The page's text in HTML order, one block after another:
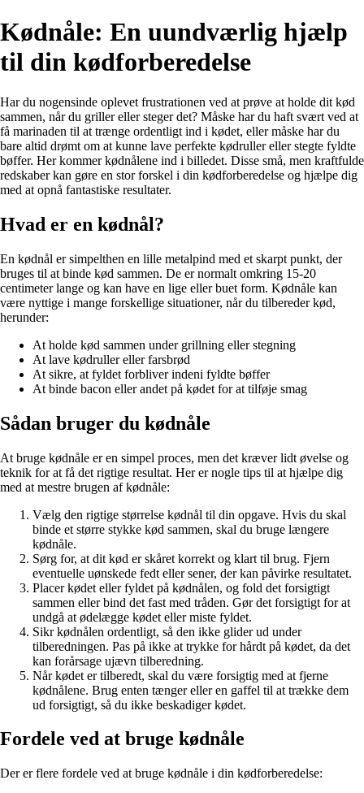
Kødnåle: En uundværlig hjælp
til din kødforberedelse
Har du nogensinde oplevet frustrationen ved at prøve at holde dit kød
sammen, når du griller eller steger det? Måske har du haft svært ved at
få marinaden til at trænge ordentligt ind i kødet, eller måske har du
bare altid drømt om at kunne lave perfekte kødruller eller stegte fyldte
bøffer. Her kommer kødnålene ind i billedet. Disse små, men kraftfulde
redskaber kan gøre en stor forskel i din kødforberedelse og hjælpe dig
med at opnå fantastiske resultater.
Hvad er en kødnål?
En kødnål er simpelthen en lille metalpind med et skarpt punkt, der
bruges til at binde kød sammen. De er normalt omkring 15-20
centimeter lange og kan have en lige eller buet form. Kødnåle kan
være nyttige i mange forskellige situationer, når du tilbereder kød,
herunder:
At holde kød sammen under grillning eller stegning
At lave kødruller eller farsbrød
At sikre, at fyldet forbliver indeni fyldte bøffer
At binde bacon eller andet på kødet for at tilføje smag
Sådan bruger du kødnåle
At bruge kødnåle er en simpel proces, men det kræver lidt øvelse og
teknik for at få det rigtige resultat. Her er nogle tips til at hjælpe dig
med at mestre brugen af kødnåle:
Vælg den rigtige størrelse kødnål til din opgave. Hvis du skal
binde et større stykke kød sammen, skal du bruge længere
kødnåle.
Sørg for, at dit kød er skåret korrekt og klart til brug. Fjern
eventuelle uønskede fedt eller sener, der kan påvirke resultatet.
Placer kødet eller fyldet på kødnålen, og fold det forsigtigt
sammen eller bind det fast med tråden. Gør det forsigtigt for at
undgå at ødelægge kødet eller miste fyldet.
Sikr kødnålen ordentligt, så den ikke glider ud under
tilberedningen. Pas på ikke at trykke for hårdt på kødet, da det
kan forårsage ujævn tilberedning.
Når kødet er tilberedt, skal du være forsigtig med at fjerne
kødnålene. Brug enten tænger eller en gaffel til at trække dem
ud forsigtigt, så du ikke beskadiger kødet.
Fordele ved at bruge kødnåle
Der er flere fordele ved at bruge kødnåle i din kødforberedelse: